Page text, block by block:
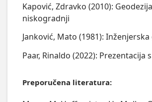
Kapović, Zdravko (2010):
niskogradnji
Janković, Mato (1981):
Paar, Rinaldo (2022): Prezentacija
Preporučena literatura: